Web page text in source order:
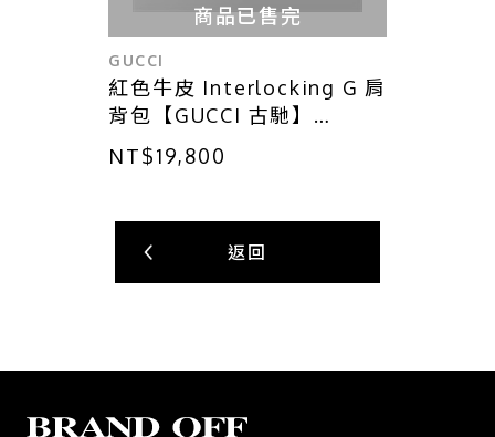
商品已售完
GUCCI
紅色牛皮 Interlocking G 肩
背包【GUCCI 古馳】
510304
NT$19,800
返回